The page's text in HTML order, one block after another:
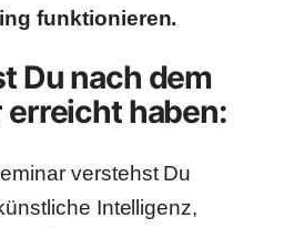
funktionieren.
Du nach dem
erreicht haben:
verstehst Du
Intelligenz,